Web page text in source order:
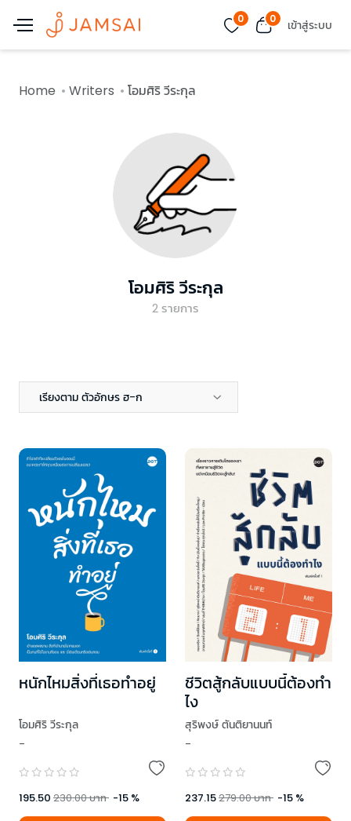
0 0 เข้าสู่ระบบ
Home Writers โอมศิริ วีระกุล
โอมศิริ วีระกุล
2รายการ
เรียงตาม ตัวอักษร ฮ-ก
หนักไหมสิ่งที่เธอทำอยู่
โอมศิริ วีระกุล
-
195.50 230.00บาท -15 %
ชีวิตสู้กลับแบบนี้ต้องทำ
ไง
สุริพงษ์ ตันติยานนท์
,
,เธมส์ THINKต่าง
Low Profile
,โสภณ ศุภมั่งมี,โอมศิริ วีระกุล
-
237.15279.00บาท -15 %